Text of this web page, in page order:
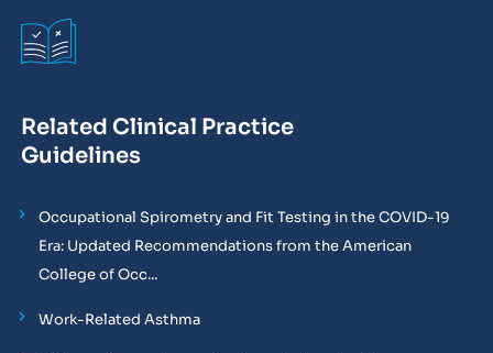
Related Clinical Practice
Guidelines
Occupational Spirometry and Fit Testing in the COVID-19
Era: Updated Recommendations from the American
College of Occ...
Work-Related Asthma